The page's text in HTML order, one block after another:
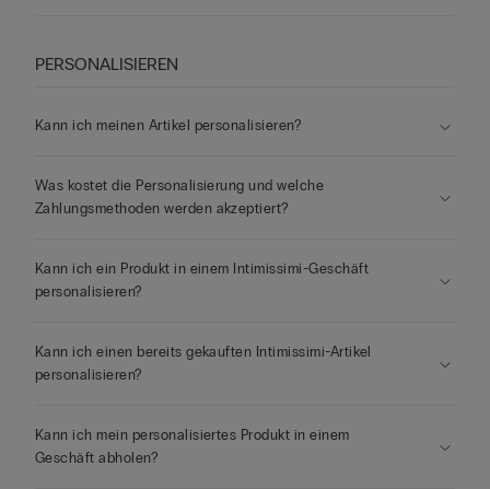
PERSONALISIEREN
Kann ich meinen Artikel personalisieren?
Was kostet die Personalisierung und welche
Zahlungsmethoden werden akzeptiert?
Kann ich ein Produkt in einem Intimissimi-Geschäft
personalisieren?
Kann ich einen bereits gekauften Intimissimi-Artikel
personalisieren?
Kann ich mein personalisiertes Produkt in einem
Geschäft abholen?